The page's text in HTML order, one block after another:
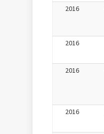
2016
2016
2016
2016